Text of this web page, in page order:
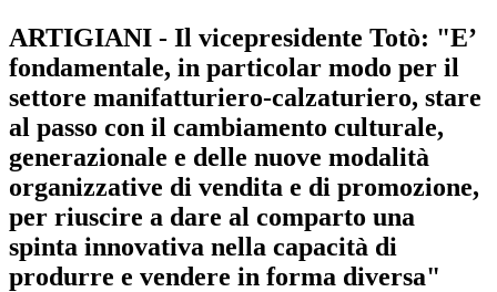
ARTIGIANI - Il vicepresidente Totò: "E’
fondamentale, in particolar modo per il
settore manifatturiero-calzaturiero, stare
al passo con il cambiamento culturale,
generazionale e delle nuove modalità
organizzative di vendita e di promozione,
per riuscire a dare al comparto una
spinta innovativa nella capacità di
produrre e vendere in forma diversa"